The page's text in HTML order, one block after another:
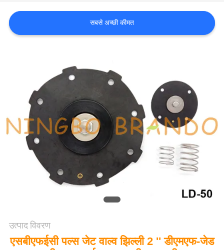
उद्धरण
मांगें
COMPANY
NEWS
साइटमैप
गोपनीयता
सबसे अच्छी कीमत
उत्पाद विवरण
एसबीएफईसी पल्स जेट वाल्व झिल्ली 2 '' डीएमएफ-जेड